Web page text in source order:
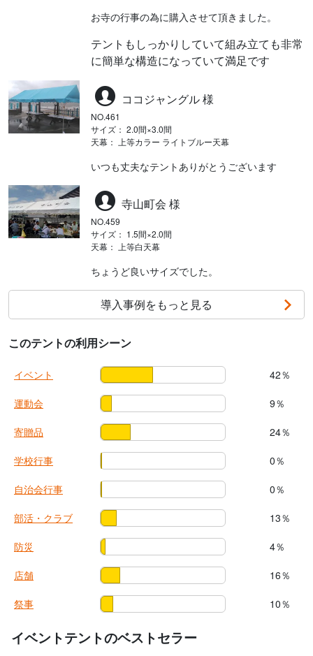
お寺の行事の為に購入させて頂きました。
テントもしっかりしていて組み立ても非常
に簡単な構造になっていて満足です
ココジャングル 様
NO.461
サイズ： 2.0間×3.0間
天幕： 上等カラー ライトブルー天幕
いつも丈夫なテントありがとうございます
寺山町会 様
NO.459
サイズ： 1.5間×2.0間
天幕： 上等白天幕
ちょうど良いサイズでした。
導入事例をもっと見る
このテントの利用シーン
イベント 42％
運動会 9％
寄贈品 24％
学校行事 0％
自治会行事 0％
部活・クラブ 13％
防災 4％
店舗 16％
祭事 10％
イベントテントのベストセラー